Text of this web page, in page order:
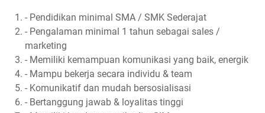
- Pendidikan minimal SMA / SMK Sederajat
- Pengalaman minimal 1 tahun sebagai sales /
marketing
- Memiliki kemampuan komunikasi yang baik, energik
- Mampu bekerja secara individu & team
- Komunikatif dan mudah bersosialisasi
- Bertanggung jawab & loyalitas tinggi